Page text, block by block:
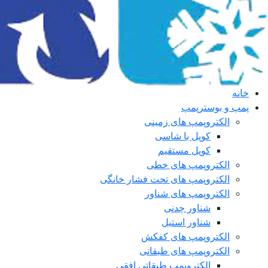
خانه
پمپ و بوسترپمپ
الکتروپمپ های زمینی
کوپل با شاسی
کوپل مستقیم
الکتروپمپ های خطی
الکتروپمپ های تحت فشار خانگی
الکتروپمپ های شناور
شناور چدنی
شناور استیل
الکتروپمپ های کفکش
الکتروپمپ های طبقاتی
الکتروپمپ طبقاتی افقی